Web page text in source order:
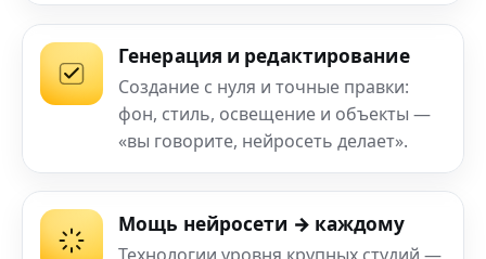
Генерация и редактирование
Создание с нуля и точные правки:
фон, стиль, освещение и объекты —
«вы говорите, нейросеть делает».
Мощь нейросети → каждому
Технологии уровня крупных студий —